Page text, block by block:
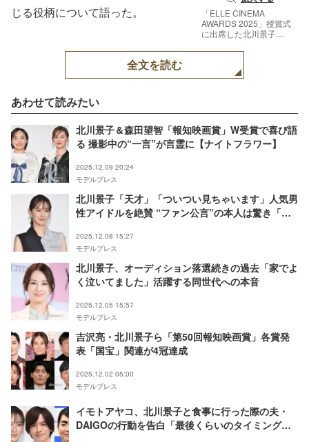
「ELLE CINEMA
AWARDS 2025」授賞式
に出席した北川景子
じる役柄について語った。
全文を読む
あわせて読みたい
北川景子＆森田望智「報知映画賞」W受賞で喜び語
る 撮影中の“一言”が言霊に【ナイトフラワー】
2025.12.09 20:24
モデルプレス
北川景子「天才」「ついつい見ちゃいます」人気男
性アイドルを絶賛 “ファン公言”の本人は驚き「こ
2025.12.08 15:27
モデルプレス
北川景子、オーディション落選続きの過去「家でよ
く泣いてました」活躍する同世代への本音
2025.12.05 15:57
モデルプレス
吉沢亮・北川景子ら「第50回報知映画賞」各賞発
表「国宝」関連が4冠達成
2025.12.02 05:00
モデルプレス
イモトアヤコ、北川景子と食事に行った際の夫・
DAIGOの行動を告白「最後くらいのタイミングで